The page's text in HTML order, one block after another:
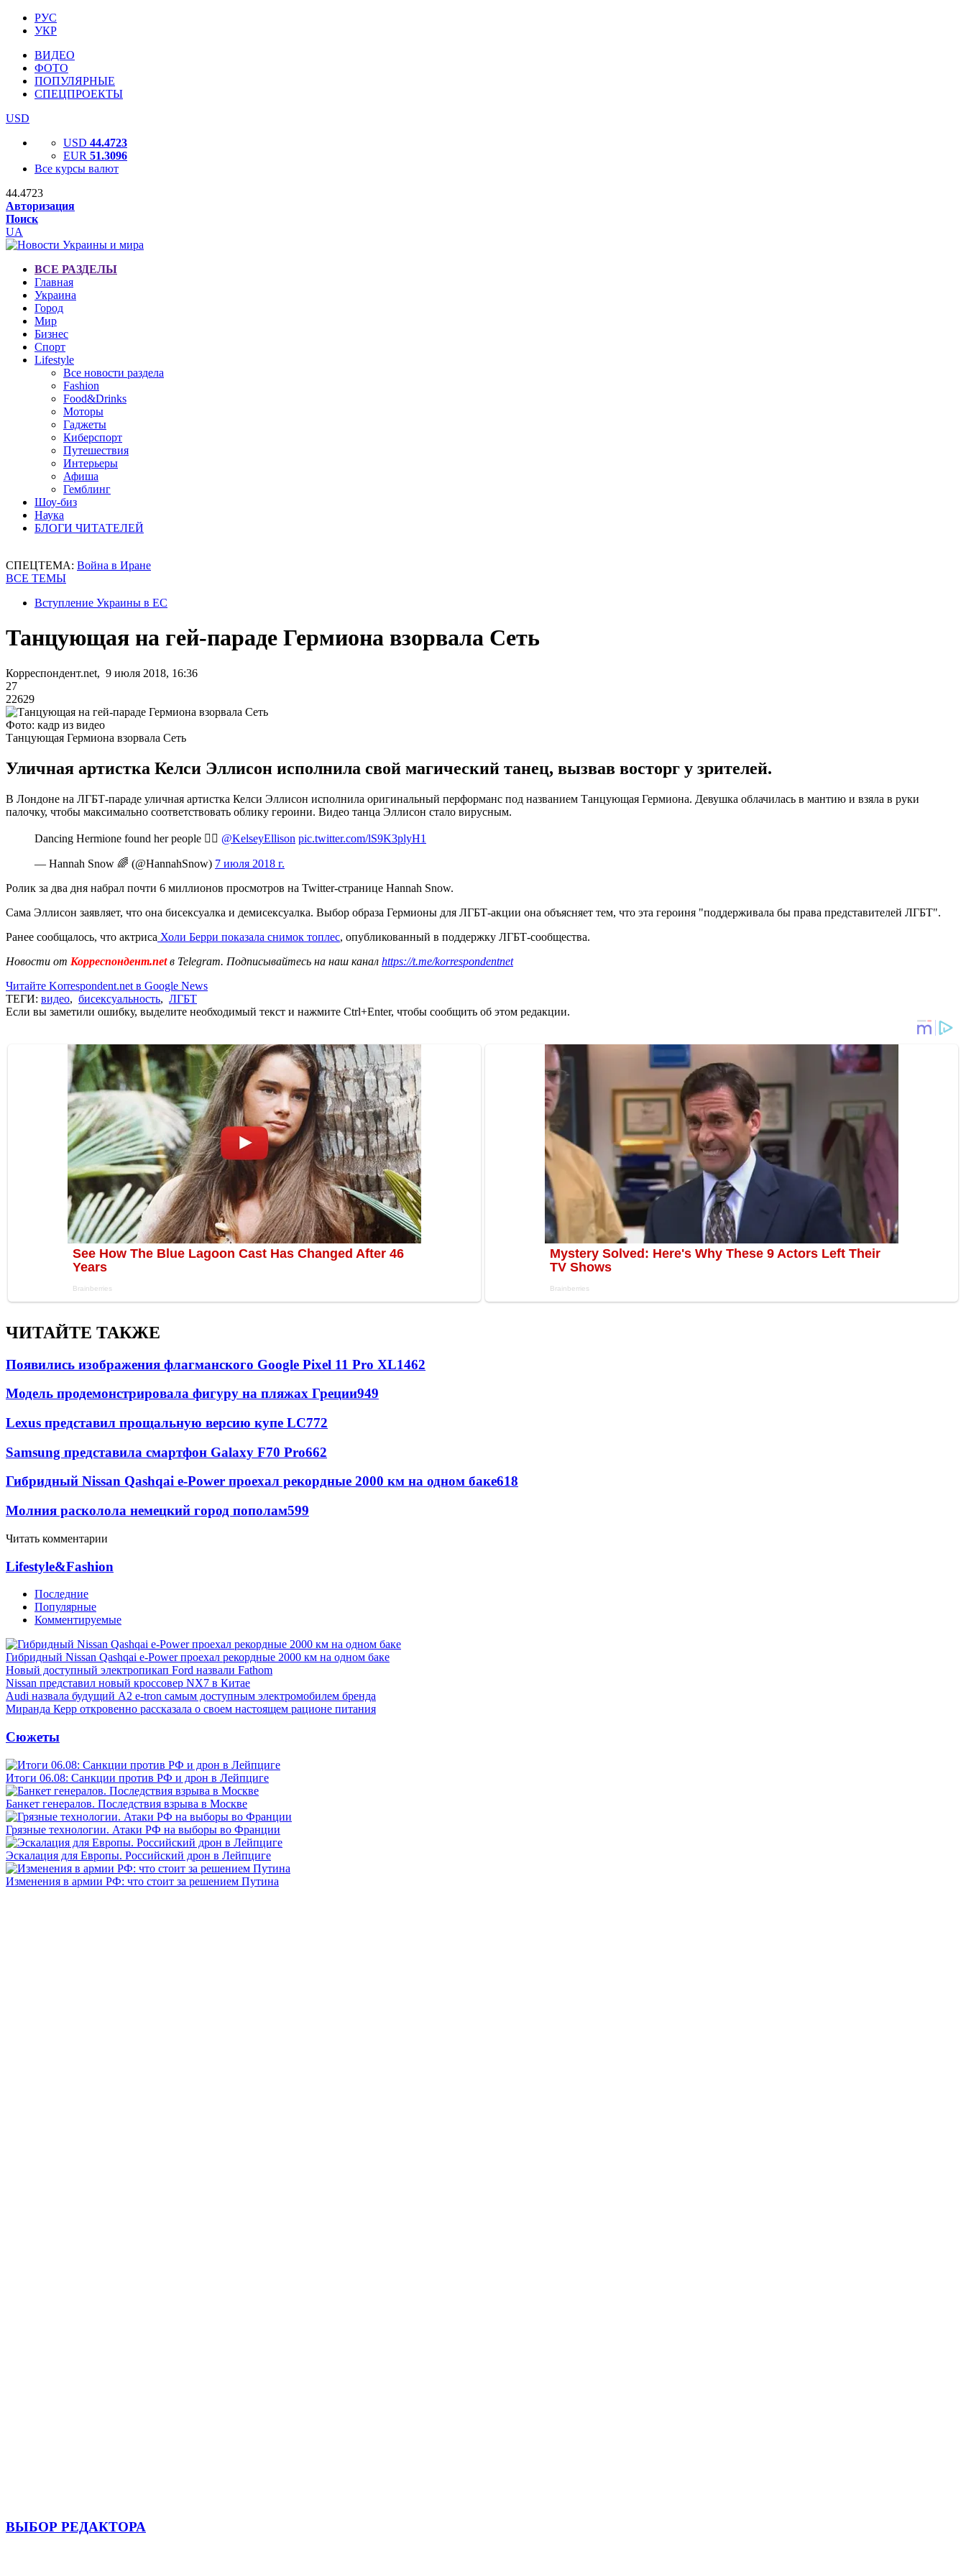
РУС
УКР
ВИДЕО
ФОТО
ПОПУЛЯРНЫЕ
СПЕЦПРОЕКТЫ
USD
USD 44.4723
EUR 51.3096
Все курсы валют
44.4723
Авторизация
Поиск
UA
ВСЕ РАЗДЕЛЫ
Главная
Украина
Город
Мир
Бизнес
Спорт
Lifestyle
Все новости раздела
Fashion
Food&Drinks
Моторы
Гаджеты
Киберспорт
Путешествия
Интерьеры
Афиша
Гемблинг
Шоу-биз
Наука
БЛОГИ ЧИТАТЕЛЕЙ
СПЕЦТЕМА: Война в Иране
ВСЕ ТЕМЫ
Вступление Украины в ЕС
Танцующая на гей-параде Гермиона взорвала Сеть
Корреспондент.net, 9 июля 2018, 16:36
27
22629
Фото: кадр из видео
Танцующая Гермиона взорвала Сеть
Уличная артистка Келси Эллисон исполнила свой магический танец, вызвав восторг у зрителей.
В Лондоне на ЛГБТ-параде уличная артистка Келси Эллисон исполнила оригинальный перформанс под названием Танцующая Гермиона. Девушка облачилась в мантию и взяла в руки
палочку, чтобы максимально соответствовать облику героини. Видео танца Эллисон стало вирусным.
Dancing Hermione found her people 🏳️‍🌈 @KelseyEllison pic.twitter.com/lS9K3plyH1
— Hannah Snow 🌈 (@HannahSnow) 7 июля 2018 г.
Ролик за два дня набрал почти 6 миллионов просмотров на Twitter-странице Hannah Snow.
Сама Эллисон заявляет, что она бисексуалка и демисексуалка. Выбор образа Гермионы для ЛГБТ-акции она объясняет тем, что эта героиня "поддерживала бы права представителей ЛГБТ".
Ранее сообщалось, что актриса Холи Берри показала снимок топлес, опубликованный в поддержку ЛГБТ-сообщества.
Новости от Корреспондент.netв Telegram. Подписывайтесь на наш канал https://t.me/korrespondentnet
Читайте Korrespondent.net в Google News
ТЕГИ: видео, бисексуальность, ЛГБТ
Если вы заметили ошибку, выделите необходимый текст и нажмите Ctrl+Enter, чтобы сообщить об этом редакции.
ЧИТАЙТЕ ТАКЖЕ
Появились изображения флагманского Google Pixel 11 Pro XL1462
Модель продемонстрировала фигуру на пляжах Греции949
Lexus представил прощальную версию купе LC772
Samsung представила смартфон Galaxy F70 Pro662
Гибридный Nissan Qashqai e-Power проехал рекордные 2000 км на одном баке618
Молния расколола немецкий город пополам599
Читать комментарии
Lifestyle&Fashion
Последние
Популярные
Комментируемые
Гибридный Nissan Qashqai e-Power проехал рекордные 2000 км на одном баке
Новый доступный электропикап Ford назвали Fathom
Nissan представил новый кроссовер NX7 в Китае
Audi назвала будущий A2 e-tron самым доступным электромобилем бренда
Миранда Керр откровенно рассказала о своем настоящем рационе питания
Сюжеты
Итоги 06.08: Санкции против РФ и дрон в Лейпциге
Банкет генералов. Последствия взрыва в Москве
Грязные технологии. Атаки РФ на выборы во Франции
Эскалация для Европы. Российский дрон в Лейпциге
Изменения в армии РФ: что стоит за решением Путина
ВЫБОР РЕДАКТОРА